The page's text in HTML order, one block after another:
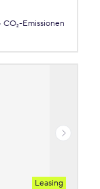
CO₂-Emissionen
Leasing